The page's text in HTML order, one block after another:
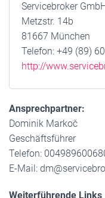
Servicebroker
Metzstr. 14b
81667 München
Telefon: +49 (89)
http://
Ansprechpartner:
Dominik Markoč
Geschäftsführer
Telefon:
E-Mail:
Weiterführende Links